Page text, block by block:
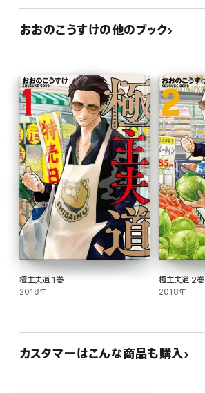
おおのこうすけの他のブック
極主夫道 1巻
2018年
極主夫道 2巻
2018年
カスタマーはこんな商品も購入